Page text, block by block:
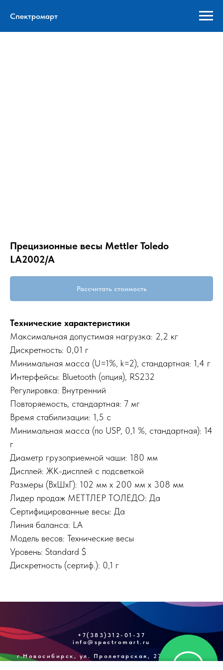
Спектромарт
Прецизионные весы Mettler Toledo
LA2002/A
Рассчитать стоимость
Технические характеристики
Максимальная допустимая нагрузка: 2,2 кг
Дискретность: 0,01 г
Минимальная масса (U=1%, k=2), стандартная: 1,4 г
Интерфейсы: Bluetooth (опция), RS232
Регулировка: Внутренний
Повторяемость, стандартная: 7 мг
Время стабилизации: 1,5 с
Минимальная масса (по USP, 0,1 %, стандартная): 14
г
Диаметр грузоприемной чаши: 180 мм
Дисплей: ЖК-дисплей с подсветкой
Размеры (ВxШxГ): 102 мм x 200 мм x 308 мм
Лидер продаж МЕТТЛЕР ТОЛЕДО: Да
Сертифицированные весы: Да
Линия баланса: LA
Модель весов: Технические весы
Уровень: Standard $
Дискретность (сертиф.): 0,1 г
+7(383)312-01-37
info@spectromart.ru
г.Новосибирск, ул. Пролетарская, 271/3, оф. №1